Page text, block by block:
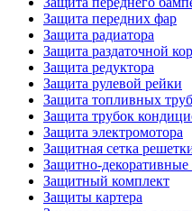
Защита передних фар
Защита радиатора
Защита раздаточной
Защита редуктора
Защита рулевой рейки
Защита топливных
Защита трубок
Защита электромотора
Защитная сетка
Защитно-декоративные
Защитный комплект
Защиты картера